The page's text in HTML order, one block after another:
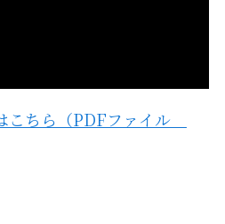
こちら（PDFファイル